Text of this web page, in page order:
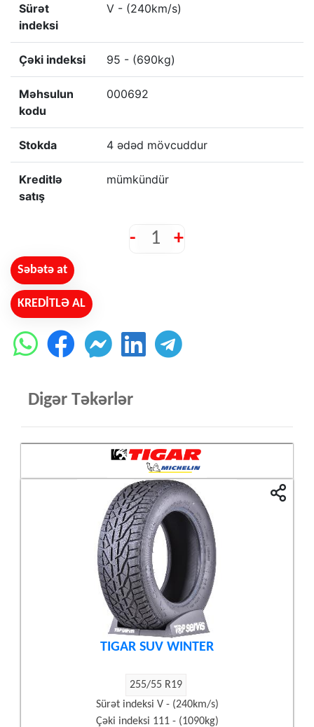
Sürət
indeksi
V - (240km/s)
Çəki indeksi 95 - (690kg)
Məhsulun
kodu
000692
Stokda 4 ədəd mövcuddur
Kreditlə
satış
mümkündür
- +
Səbətə at
KREDİTLƏ AL
Digər Təkərlər
TIGAR SUV WINTER
255/55 R19
Sürət indeksi V - (240km/s)
Çəki indeksi 111 - (1090kg)